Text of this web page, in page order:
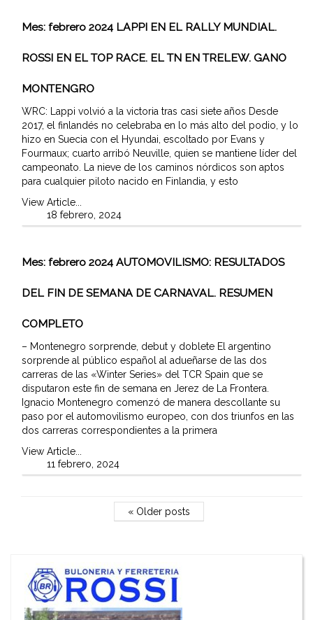
Mes: febrero 2024 LAPPI EN EL RALLY MUNDIAL.
ROSSI EN EL TOP RACE. EL TN EN TRELEW. GANO
MONTENGRO
WRC: Lappi volvió a la victoria tras casi siete años Desde
2017, el finlandés no celebraba en lo más alto del podio, y lo
hizo en Suecia con el Hyundai, escoltado por Evans y
Fourmaux; cuarto arribó Neuville, quien se mantiene líder del
campeonato. La nieve de los caminos nórdicos son aptos
para cualquier piloto nacido en Finlandia, y esto
View Article...
18 febrero, 2024
Mes: febrero 2024 AUTOMOVILISMO: RESULTADOS
DEL FIN DE SEMANA DE CARNAVAL. RESUMEN
COMPLETO
– Montenegro sorprende, debut y doblete El argentino
sorprende al público español al adueñarse de las dos
carreras de las «Winter Series» del TCR Spain que se
disputaron este fin de semana en Jerez de La Frontera.
Ignacio Montenegro comenzó de manera descollante su
paso por el automovilismo europeo, con dos triunfos en las
dos carreras correspondientes a la primera
View Article...
11 febrero, 2024
« Older posts